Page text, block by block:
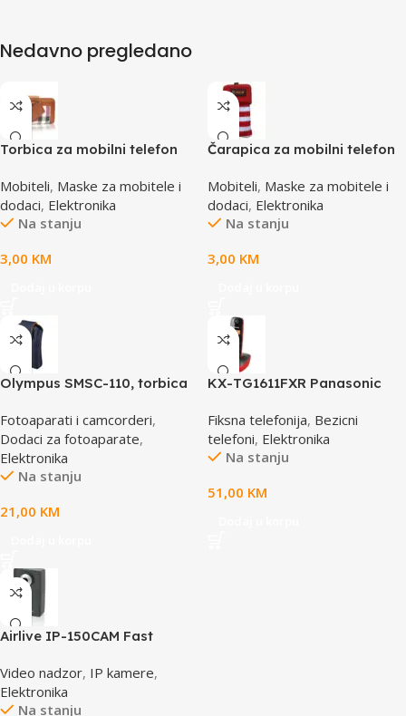
Nedavno pregledano
Torbica za mobilni telefon
110x43x17mm
Mobiteli, Maske za mobitele i
dodaci, Elektronika
Na stanju
3,00 KM
Čarapica za mobilni telefon
65x100mm
Mobiteli, Maske za mobitele i
dodaci, Elektronika
Na stanju
3,00 KM
Olympus SMSC-110, torbica
case, E0412112
Fotoaparati i camcorderi,
Dodaci za fotoaparate,
Elektronika
Na stanju
21,00 KM
KX-TG1611FXR Panasonic
CID
Fiksna telefonija, Bezicni
telefoni, Elektronika
Na stanju
51,00 KM
Airlive IP-150CAM Fast
camera
Video nadzor, IP kamere,
Elektronika
Na stanju